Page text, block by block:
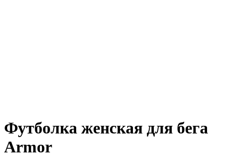
Футболка женская для бега
Armor